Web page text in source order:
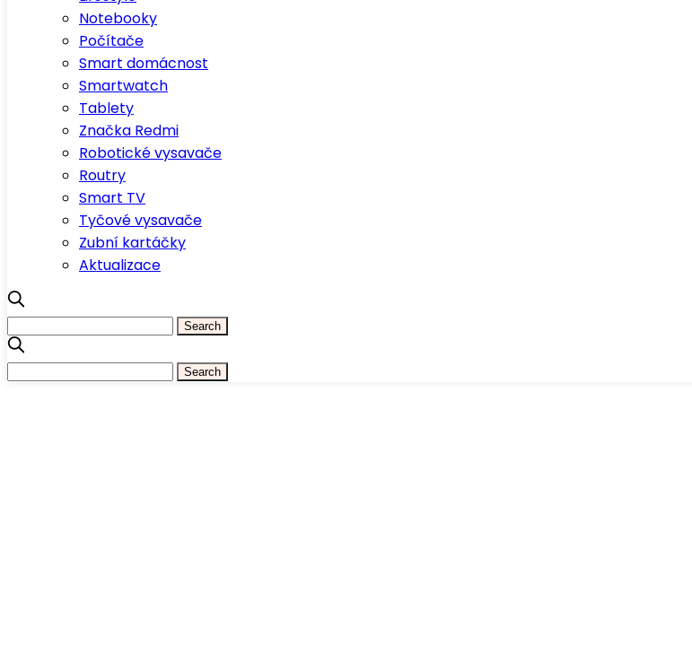
Notebooky
Počítače
Smart domácnost
Smartwatch
Tablety
Značka Redmi
Robotické vysavače
Routry
Smart TV
Tyčové vysavače
Zubní kartáčky
Aktualizace